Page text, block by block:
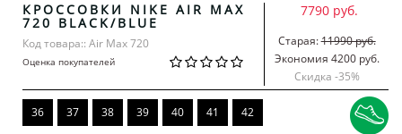
КРОССОВКИ NIKE AIR MAX
720 BLACK/BLUE
Код товара:: Air Max 720
Оценка покупателей
7790 руб.
Старая:11990 руб.
Экономия 4200 руб.
Скидка -35%
36 37 38 39 40 41 42